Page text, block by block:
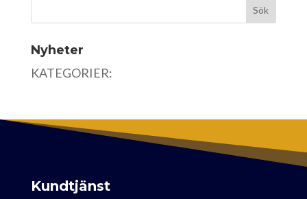
Nyheter
KATEGORIER:
Kundtjänst